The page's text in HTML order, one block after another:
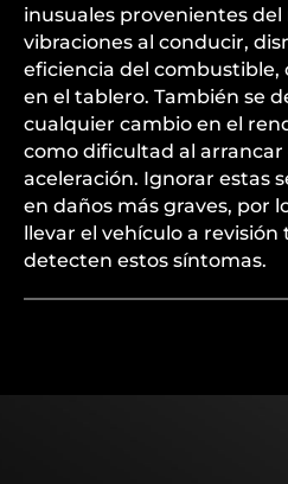
inusuales provenientes
vibraciones al conducir,
eficiencia del combustible,
en el tablero. También se
cualquier cambio en el
como dificultad al arrancar
aceleración. Ignorar estas
en daños más graves, por
llevar el vehículo a
detecten estos síntomas.